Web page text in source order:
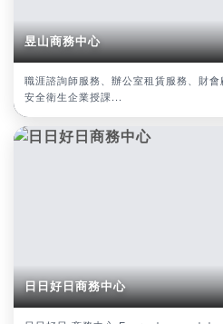
昱山商務中心
職涯諮詢師服務、辦公室租賃服務、財
安全衛生企業授課...
日日好日商務中心